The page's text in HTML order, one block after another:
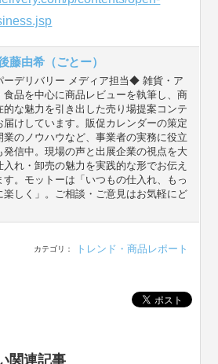
藤由希（ごとー）
デリバリー メディア担当◆ 雑貨・ア
食品を中心に商品レビューを執筆し、商
的な魅力を引き出した売り場提案コンテ
届けしています。販促カレンダーの策定
業のノウハウなど、事業者の実務に役立
発信中。現場の声と出展企業の視点を大
入れ・卸売の魅力を実践的な形でお伝え
す。モットーは「いつもの仕入れ、もっ
楽しく」。ご相談・ご意見はお気軽にど
カテゴリ： トレンド・商品レポート
関連記事